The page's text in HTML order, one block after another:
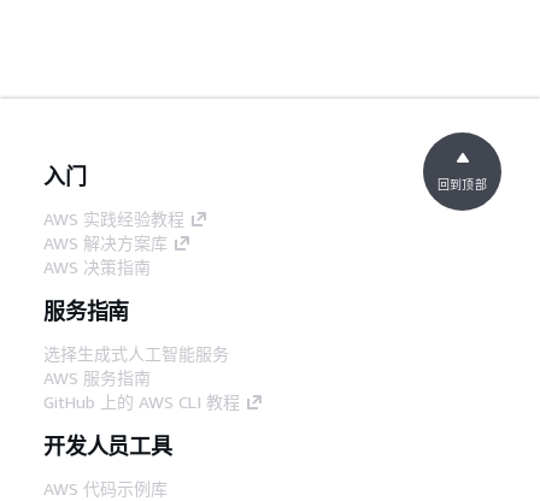
入门
AWS 实践经验教程
AWS 解决方案库
AWS 决策指南
服务指南
选择生成式人工智能服务
AWS 服务指南
GitHub 上的 AWS CLI 教程
开发人员工具
AWS 代码示例库
回到顶部